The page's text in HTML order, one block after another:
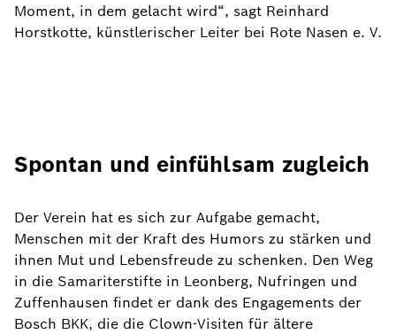
Moment, in dem gelacht wird“, sagt Reinhard
Horstkotte, künstlerischer Leiter bei Rote Nasen e. V.
Spontan und einfühlsam zugleich
Der Verein hat es sich zur Aufgabe gemacht,
Menschen mit der Kraft des Humors zu stärken und
ihnen Mut und Lebensfreude zu schenken. Den Weg
in die Samariterstifte in Leonberg, Nufringen und
Zuffenhausen findet er dank des Engagements der
Bosch BKK, die die Clown-Visiten für ältere